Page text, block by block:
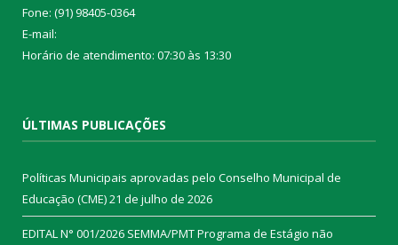
Fone: (91) 98405-0364
E-mail:
Horário de atendimento: 07:30 às 13:30
ÚLTIMAS PUBLICAÇÕES
Políticas Municipais aprovadas pelo Conselho Municipal de
Educação (CME)21 de julho de 2026
EDITAL N° 001/2026 SEMMA/PMT Programa de Estágio não